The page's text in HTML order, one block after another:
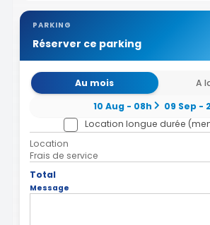
PARKING
Réserver ce parking
Au mois
A
10 Aug - 08h
09 Sep -
Location longue durée
Location
Frais de service
Total
Message